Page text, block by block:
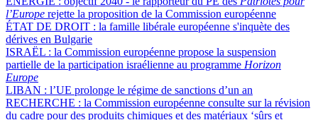
l’Europe rejette la proposition de la Commission européenne
ÉTAT DE DROIT : la famille libérale européenne s'inquète des
dérives en Bulgarie
ISRAËL : la Commission européenne propose la suspension
partielle de la participation israélienne au programme Horizon
Europe
LIBAN : l’UE prolonge le régime de sanctions d’un an
RECHERCHE : la Commission européenne consulte sur la révision
du cadre pour des produits chimiques et des matériaux ‘sûrs et